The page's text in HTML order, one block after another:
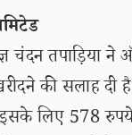
चंदन तपाड़िया
की सलाह दी
लिए 578 रुपये